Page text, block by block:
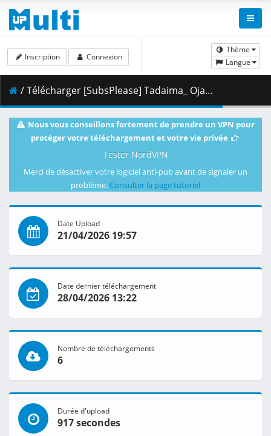
Thème
Langue
Inscription Connexion
/ Télécharger [SubsPlease] Tadaima_ Ojamasaremasu_ - 03 (1080p) [C822A0AC].mkv.002 ( 445.41 MB )
Nous vous conseillons fortement de prendre un VPN pour
protéger votre téléchargement et votre vie privée
Tester NordVPN
Merci de désactiver votre logiciel anti-pub avant de signaler un
problème. Consulter la page tutoriel
Date Upload
21/04/2026 19:57
Date dernier téléchargement
28/04/2026 13:22
Nombre de téléchargements
6
Durée d'upload
917 secondes